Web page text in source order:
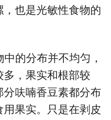
也是光敏性食物的
的分布并不均匀，
，果实和根部较
呋喃香豆素都分布
果实。只是在剥皮